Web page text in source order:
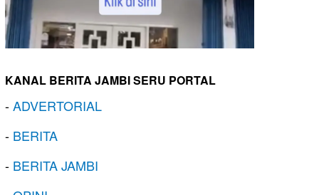
KANAL BERITA JAMBI SERU PORTAL
-ADVERTORIAL
- BERITA
- BERITA JAMBI